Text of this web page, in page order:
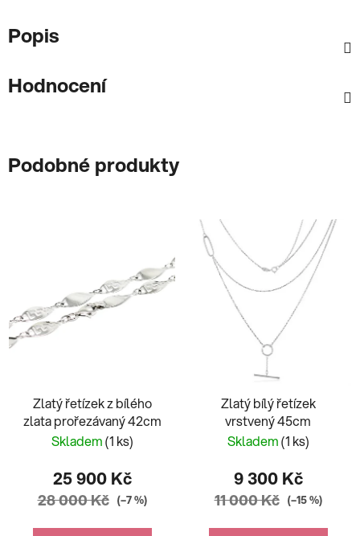
Popis
Hodnocení
Podobné produkty
Zlatý řetízek z bílého
zlata prořezávaný 42cm
Skladem(1 ks)
25 900 Kč
28 000 Kč (–7 %)
Zlatý bílý řetízek
vrstvený 45cm
Skladem(1 ks)
9 300 Kč
11 000 Kč (–15 %)